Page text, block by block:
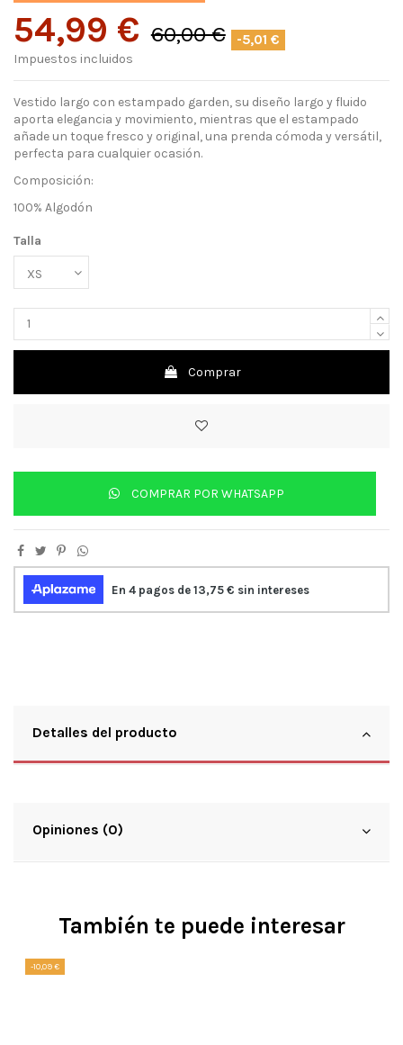
54,99 € 60,00 € -5,01 €
Impuestos incluidos
Vestido largo con estampado garden, su diseño largo y fluido
aporta elegancia y movimiento, mientras que el estampado
añade un toque fresco y original, una prenda cómoda y versátil,
perfecta para cualquier ocasión.
Composición:
100% Algodón
Talla
Comprar
COMPRAR POR WHATSAPP
Detalles del producto
Opiniones (0)
También te puede interesar
-10,09 €